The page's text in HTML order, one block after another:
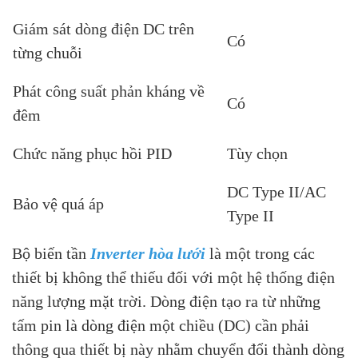
Giám sát dòng điện DC trên
từng chuỗi
Có
Phát công suất phản kháng về
đêm
Có
Chức năng phục hồi PID Tùy chọn
Bảo vệ quá áp
DC Type II/AC
Type II
Bộ biến tần Inverter hòa lưới là một trong các
thiết bị không thể thiếu đối với một hệ thống điện
năng lượng mặt trời. Dòng điện tạo ra từ những
tấm pin là dòng điện một chiều (DC) cần phải
thông qua thiết bị này nhằm chuyển đổi thành dòng